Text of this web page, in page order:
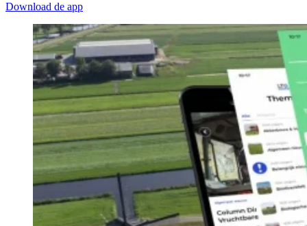
Download de app